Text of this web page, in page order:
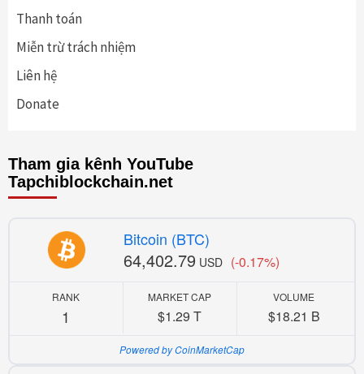
Thanh toán
Miễn trừ trách nhiệm
Liên hệ
Donate
Tham gia kênh YouTube
Tapchiblockchain.net
Bitcoin (BTC)
64,402.79 USD (-0.17%)
RANK
1
MARKET CAP
$1.29 T
VOLUME
$18.21 B
Powered by CoinMarketCap